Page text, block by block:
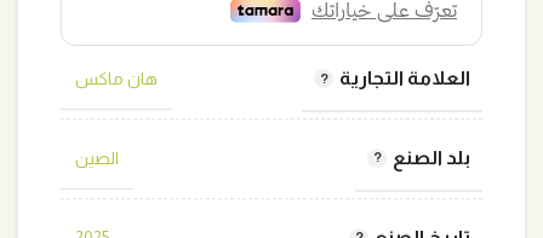
العلامة التجارية هان ماكس
بلد الصنع الصين